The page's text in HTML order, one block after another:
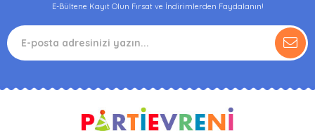
E-Bültene Kayıt Olun Fırsat ve İndirimlerden Faydalanın!